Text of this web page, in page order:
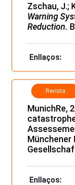
Zschau, J.;
Warning
Reduction.
Enllaços:
Revista
MunichRe,
Münchener
Enllaços: